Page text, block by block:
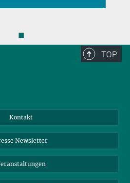
◼
TOP
Kontakt
Newsletter